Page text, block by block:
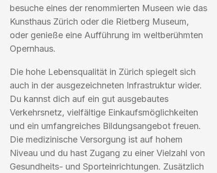
besuche eines der renommierten Museen wie das
Kunsthaus Zürich oder die Rietberg Museum,
oder genieße eine Aufführung im weltberühmten
Opernhaus.
Die hohe Lebensqualität in Zürich spiegelt sich
auch in der ausgezeichneten Infrastruktur wider.
Du kannst dich auf ein gut ausgebautes
Verkehrsnetz, vielfältige Einkaufsmöglichkeiten
und ein umfangreiches Bildungsangebot freuen.
Die medizinische Versorgung ist auf hohem
Niveau und du hast Zugang zu einer Vielzahl von
Gesundheits- und Sporteinrichtungen. Zusätzlich